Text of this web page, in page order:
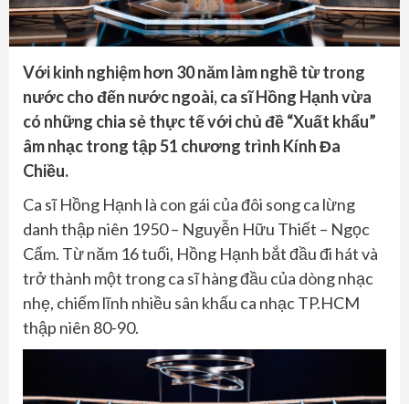
Với kinh nghiệm hơn 30 năm làm nghề từ trong
nước cho đến nước ngoài, ca sĩ Hồng Hạnh vừa
có những chia sẻ thực tế với chủ đề “Xuất khẩu”
âm nhạc trong tập 51 chương trình Kính Đa
Chiều.
Ca sĩ Hồng Hạnh là con gái của đôi song ca lừng
danh thập niên 1950 – Nguyễn Hữu Thiết – Ngọc
Cẩm. Từ năm 16 tuổi, Hồng Hạnh bắt đầu đi hát và
trở thành một trong ca sĩ hàng đầu của dòng nhạc
nhẹ, chiếm lĩnh nhiều sân khấu ca nhạc TP.HCM
thập niên 80-90.